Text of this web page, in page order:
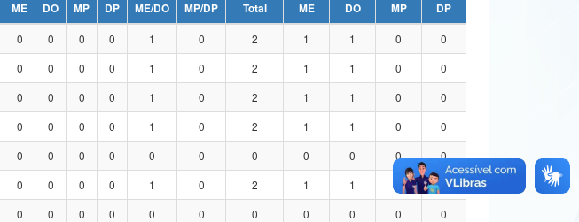
ME DO MP DP ME/DO MP/DP Total ME DO MP
DP
0 0 0 0 1 0 2 1 1 0
0
0 0 0 0 1 0 2 1 1 0
0
0 0 0 0 1 0 2 1 1 0
0
0 0 0 0 1 0 2 1 1 0
0
0 0 0 0 0 0 0 0 0 0
0
0 0 0 0 1 0 2 1 1
0
0 0 0 0 0 0 0 0 0 0
0